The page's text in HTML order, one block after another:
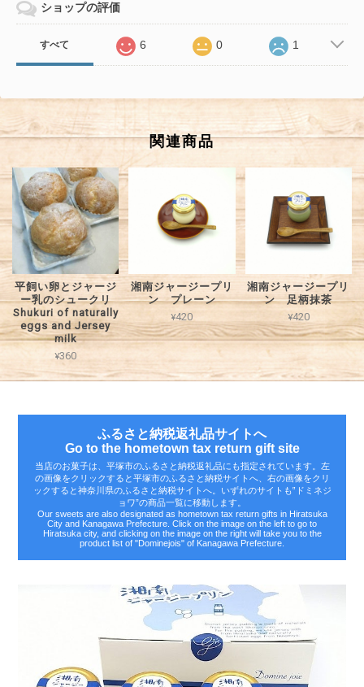
ショップの評価
すべて 6 0 1
関連商品
平飼い卵とジャージ
ー乳のシュークリ
Shukuri of naturally
eggs and Jersey
milk
¥360
湘南ジャージープリ
ン プレーン
¥420
湘南ジャージープリ
ン 足柄抹茶
¥420
ふるさと納税返礼品サイトへ
Go to the hometown tax return gift site
当店のお菓子は、平塚市のふるさと納税返礼品にも指定されています。左
の画像をクリックすると平塚市のふるさと納税サイトへ、右の画像をクリ
ックすると神奈川県のふるさと納税サイトへ。いずれのサイトも‟ドミネジ
ョワ”の商品一覧に移動します。
Our sweets are also designated as hometown tax return gifts in Hiratsuka
City and Kanagawa Prefecture. Click on the image on the left to go to
Hiratsuka city, and clicking on the image on the right will take you to the
product list of "Dominejois" of Kanagawa Prefecture.